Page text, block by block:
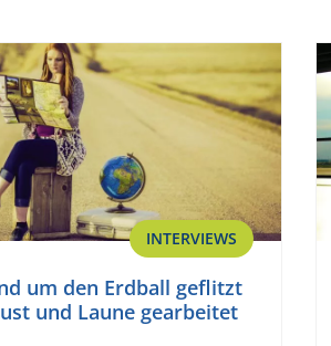
INTERVIEWS
um den Erdball geflitzt
und Laune gearbeitet